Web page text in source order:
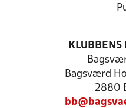
KLUBBENS
Bagsværd
2880